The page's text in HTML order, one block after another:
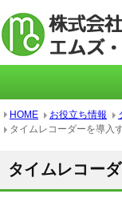
HOME お役立ち情報
タイムレコーダーを導入
タイムレコー